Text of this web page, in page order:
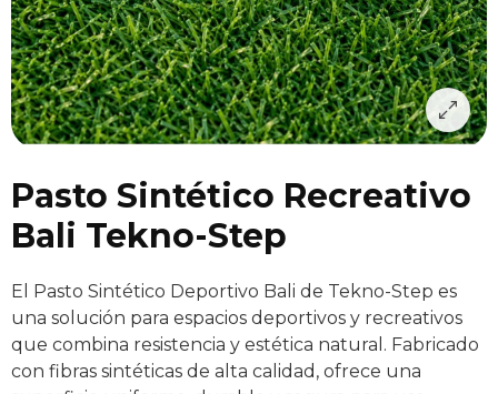
Pasto Sintético Recreativo
Bali Tekno-Step
El Pasto Sintético Deportivo Bali de Tekno-Step es
una solución para espacios deportivos y recreativos
que combina resistencia y estética natural. Fabricado
con fibras sintéticas de alta calidad, ofrece una